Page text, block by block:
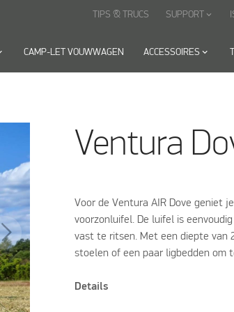
CAMP-LET VOUWWAGEN ACCESSOIRES keyboard_arrow_down
TIPS & TRUCS SUPPORT keyboard_arrow_down
Ventura
Voor de Ventura AIR Dove geniet
voorzonluifel. De luifel is
vast te ritsen. Met een diepte van
stoelen of een paar ligbedden om
Details